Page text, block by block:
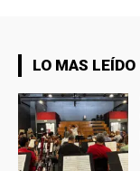
LO MAS LEÍDO